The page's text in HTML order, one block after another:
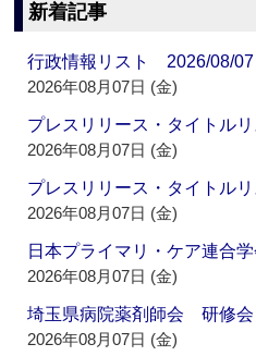
新着記事
行政情報リスト 2026/08/07
2026年08月07日 (金)
プレスリリース・タイトル
2026年08月07日 (金)
プレスリリース・タイトル
2026年08月07日 (金)
日本プライマリ・ケア連
2026年08月07日 (金)
埼玉県病院薬剤師会 研修
2026年08月07日 (金)